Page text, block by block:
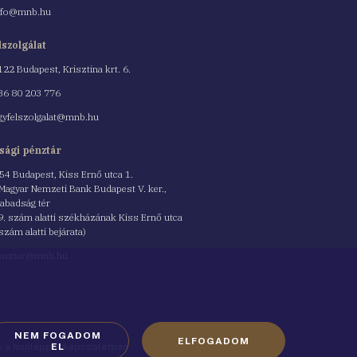
Budapest, Krisztina krt. 6.
80 203 776
pénztár
Budapest, Kiss Ernő utca 1.
Nemzeti Bank Budapest V. ker.,
tér
szám alatti székházának Kiss Ernő utca
alatti bejárata)
a honlappal kapcsolatban
NEM FOGADOM
EL
ELFOGADOM